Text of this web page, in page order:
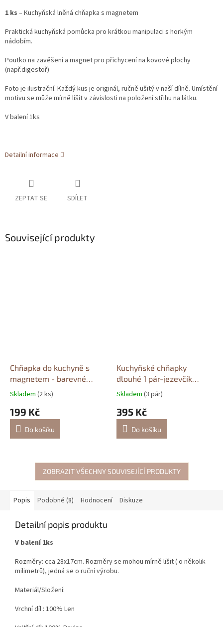
1 ks – Kuchyňská lněná chňapka s magnetem
Praktická kuchyňská pomůcka pro krátkou manipulaci s horkým
nádobím.
Poutko na zavěšení a magnet pro přichycení na kovové plochy
(např.digestoř)
Foto je ilustrační. Každý kus je originál, ručně ušitý v naší dílně. Umístění
motivu se může mírně lišit v závislosti na položení střihu na látku.
V balení 1ks
Detailní informace
ZEPTAT SE SDÍLET
Související produkty
Chňapka do kuchyně s
magnetem - barevné
kočky
Skladem (2 ks)
199 Kč
Do košíku
Kuchyňské chňapky
dlouhé 1 pár-jezevčík
hnědý
Skladem (3 pár)
395 Kč
Do košíku
ZOBRAZIT VŠECHNY SOUVISEJÍCÍ PRODUKTY
Popis Podobné (8) Hodnocení Diskuze
Detailní popis produktu
V balení 1ks
Rozměry: cca 28x17cm. Rozměry se mohou mírně lišit ( o několik
milimetrů), jedná se o ruční výrobu.
Materiál/Složení:
Vrchní díl : 100% Len